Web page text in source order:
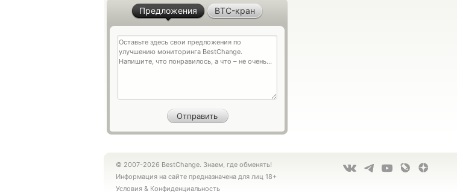
Предложения BTC-кран
© 2007-2026 BestChange. Знаем, где обменять!
Информация на сайте предназначена для лиц 18+
Условия & Конфиденциальность